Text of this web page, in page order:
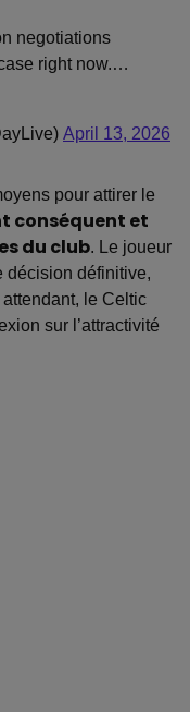
negotiations
right now.…
April 13, 2026
pour attirer le
conséquent et
du club. Le joueur
décision définitive,
le Celtic
sur l’attractivité